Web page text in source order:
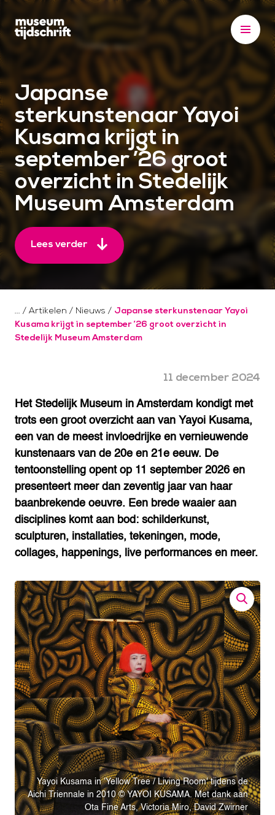
S
i
p
o
c
o
n
t
e
n
t
Japanse
sterkunstenaar Yayoi
Kusama krijgt in
september ’26 groot
overzicht in Stedelijk
Museum Amsterdam
Lees verder
/ Artikelen / Nieuws / Japanse sterkunstenaar Yayoi
Kusama krijgt in september ’26 groot overzicht in
Stedelijk Museum Amsterdam
11 december 2024
Het Stedelijk Museum in Amsterdam kondigt met
trots een groot overzicht aan van Yayoi Kusama,
een van de meest invloedrijke en vernieuwende
kunstenaars van de 20e en 21e eeuw. De
tentoonstelling opent op 11 september 2026 en
presenteert meer dan zeventig jaar van haar
baanbrekende oeuvre. Een brede waaier aan
disciplines komt aan bod: schilderkunst,
sculpturen, installaties, tekeningen, mode,
collages, happenings, live performances en meer.
Yayoi Kusama in 'Yellow Tree / Living Room' tijdens de
Aichi Triennale in 2010 © YAYOI KUSAMA. Met dank aan
Ota Fine Arts, Victoria Miro, David Zwirner